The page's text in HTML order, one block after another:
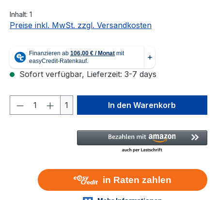
Inhalt: 1
Preise inkl. MwSt. zzgl. Versandkosten
Sofort verfügbar, Lieferzeit: 3-7 days
Produkt Anzahl: Gib den
1 In den Warenkorb